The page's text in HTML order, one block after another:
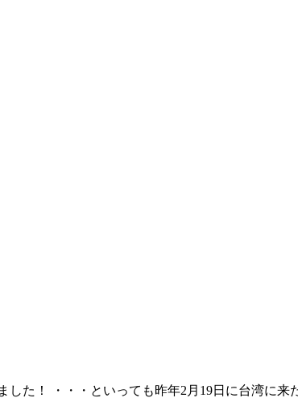
した！ ・・・といっても昨年2月19日に台湾に